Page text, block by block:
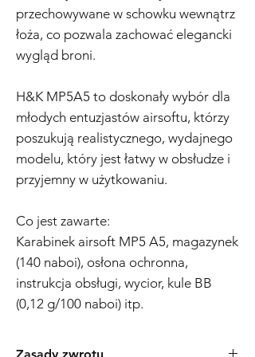
przechowywane w schowku wewnątrz
łoża, co pozwala zachować elegancki
wygląd broni.
H&K MP5A5 to doskonały wybór dla
młodych entuzjastów airsoftu, którzy
poszukują realistycznego, wydajnego
modelu, który jest łatwy w obsłudze i
przyjemny w użytkowaniu.
Co jest zawarte:
Karabinek airsoft MP5 A5, magazynek
(140 naboi), osłona ochronna,
instrukcja obsługi, wycior, kule BB
(0,12 g/100 naboi) itp.